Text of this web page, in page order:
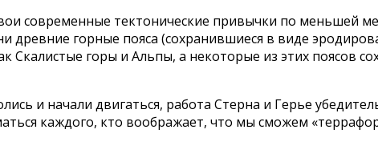
современные тектонические привычки по меньшей
древние горные пояса (сохранившиеся в виде
Скалистые горы и Альпы, а некоторые из этих поясов
и начали двигаться, работа Стерна и Герье
каждого, кто воображает, что мы сможем